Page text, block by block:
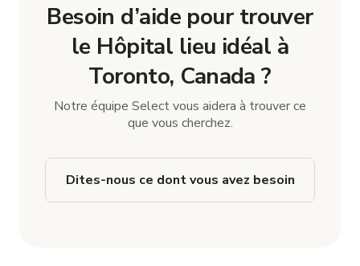
Besoin d’aide pour trouver
le Hôpital lieu idéal à
Toronto, Canada ?
Notre équipe Select vous aidera à trouver ce
que vous cherchez.
Dites-nous ce dont vous avez besoin